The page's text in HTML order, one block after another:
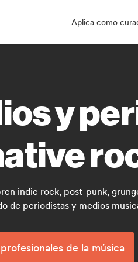
Aplica como
y
indie rock, post-punk,
de periodistas y medios
de la música